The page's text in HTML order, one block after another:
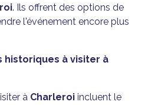
. Ils offrent des options de
l'événement encore plus
historiques à visiter à
à Charleroi incluent le